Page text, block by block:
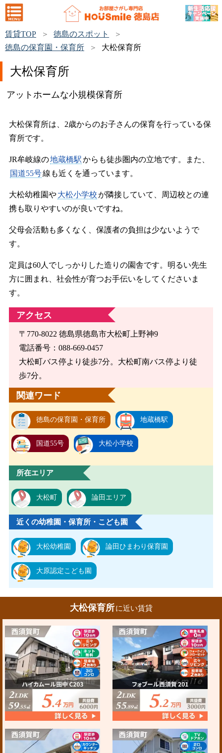
賃貸TOP
徳島のスポット
徳島の保育園・保育所
大松保育所
大松保育所
アットホームな小規模保育所
大松保育所は、2歳からのお子さんの保育を行っている保
育所です。
JR牟岐線の地蔵橋駅からも徒歩圏内の立地です。また、
国道55号線も近くを通っています。
大松幼稚園や大松小学校 が隣接していて、周辺校との連
携も取りやすいのが良いですね。
父母会活動も多くなく、保護者の負担は少ないようで
す。
定員は60人でしっかりした造りの園舎です。明るい先生
方に囲まれ、社会性が育つお手伝いをしてくださいま
す。
アクセス
〒770-8022 徳島県徳島市大松町上野神9
電話番号：088-669-0457
大松町バス停より徒歩7分。大松町南バス停より徒
歩7分。
関連ワード
徳島の保育園・保育所 地蔵橋駅
国道55号 大松小学校
所在エリア
大松町 論田エリア
近くの幼稚園・保育所・こども園
大松幼稚園 論田ひまわり保育園
大原認定こども園
大松保育所 に近い賃貸